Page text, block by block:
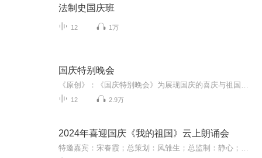
法制史国庆班
12 1万
国庆特别晚会
12 2.9万
2024年喜迎国庆《我的祖国》云上朗诵会